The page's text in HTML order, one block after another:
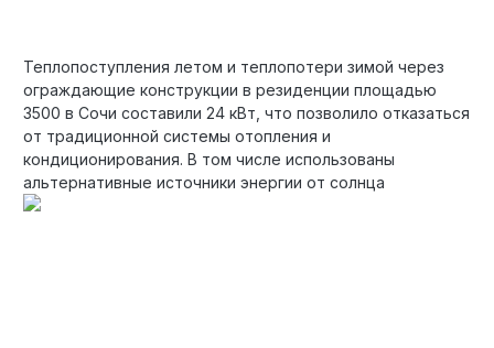
Теплопоступления летом и теплопотери зимой через
ограждающие конструкции в резиденции площадью
3500 в Сочи составили 24 кВт, что позволило отказаться
от традиционной системы отопления и
кондиционирования. В том числе использованы
альтернативные источники энергии от солнца